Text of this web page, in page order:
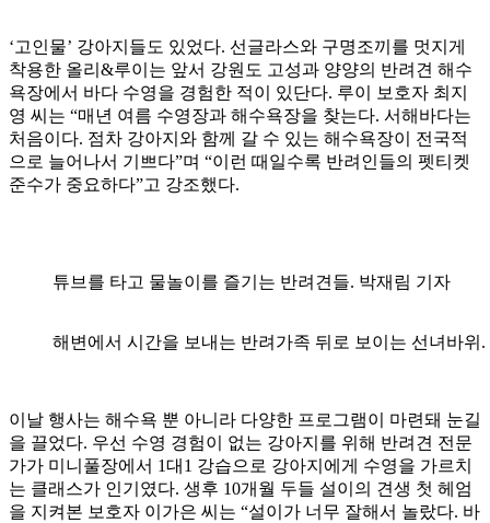
‘고인물’ 강아지들도 있었다. 선글라스와 구명조끼를 멋지게
착용한 올리&루이는 앞서 강원도 고성과 양양의 반려견 해수
욕장에서 바다 수영을 경험한 적이 있단다. 루이 보호자 최지
영 씨는 “매년 여름 수영장과 해수욕장을 찾는다. 서해바다는
처음이다. 점차 강아지와 함께 갈 수 있는 해수욕장이 전국적
으로 늘어나서 기쁘다”며 “이런 때일수록 반려인들의 펫티켓
준수가 중요하다”고 강조했다.
튜브를 타고 물놀이를 즐기는 반려견들. 박재림 기자
해변에서 시간을 보내는 반려가족 뒤로 보이는 선녀바위
이날 행사는 해수욕 뿐 아니라 다양한 프로그램이 마련돼 눈길
을 끌었다. 우선 수영 경험이 없는 강아지를 위해 반려견 전문
가가 미니풀장에서 1대1 강습으로 강아지에게 수영을 가르치
는 클래스가 인기였다. 생후 10개월 두들 설이의 견생 첫 헤엄
을 지켜본 보호자 이가은 씨는 “설이가 너무 잘해서 놀랐다. 바